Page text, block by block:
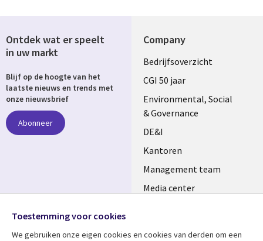
Company
Useful
links
NETHERLANDS
Bedrijfsoverzicht
CGI 50 jaar
Environmental, Social
& Governance
DE&I
Kantoren
Management team
Media center
Ontdek wat er speelt
in uw markt
Blijf op de hoogte van het
laatste nieuws en trends met
onze nieuwsbrief
Abonneer
Media
Toestemming voor cookies
We gebruiken onze eigen cookies en cookies van derden om een ​​